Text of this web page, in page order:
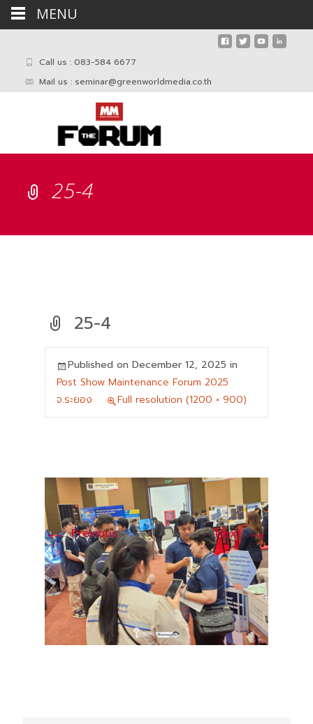
Call us : 083-584 6677
Mail us : seminar@greenworldmedia.co.th
25-4
25-4
Published on December 12, 2025 in
Post Show Maintenance Forum 2025
จ.ระยอง
Full resolution (1200 × 900)
←Previous Next→
MENU